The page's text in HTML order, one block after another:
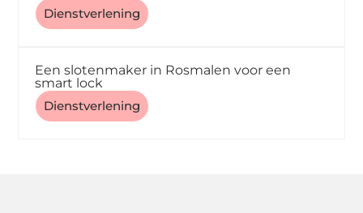
Dienstverlening
Een slotenmaker in Rosmalen voor een
smart lock
Dienstverlening